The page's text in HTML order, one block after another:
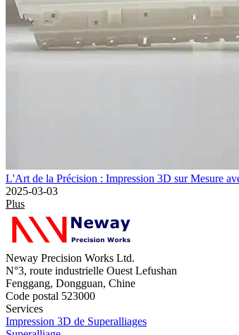
L'Art de la Précision : Impression 3D sur Mesure
2025-03-03
Plus
Neway Precision Works Ltd.
N°3, route industrielle Ouest Lefushan
Fenggang, Dongguan, Chine
Code postal 523000
Services
Impression 3D de Superalliages